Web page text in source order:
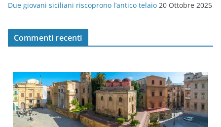
Due giovani siciliani riscoprono l’antico telaio 20 Ottobre 2025
Commenti recenti